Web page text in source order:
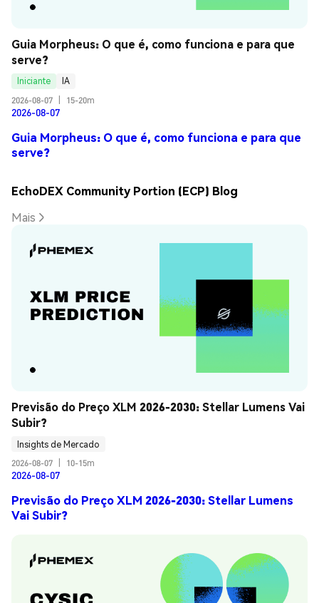
Guia Morpheus: O que é, como funciona e para que
serve?
Iniciante
IA
2026-08-07
15-20m
2026-08-07
Guia Morpheus: O que é, como funciona e para que
serve?
EchoDEX Community Portion (ECP) Blog
Mais
Previsão do Preço XLM 2026-2030: Stellar Lumens Vai
Subir?
Insights de Mercado
2026-08-07
10-15m
2026-08-07
Previsão do Preço XLM 2026-2030: Stellar Lumens
Vai Subir?